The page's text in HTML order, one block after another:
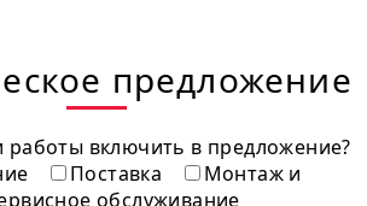
предложение
работы включить в предложение?
Поставка
Монтаж и
обслуживание